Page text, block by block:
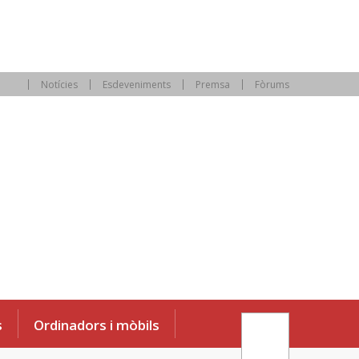
Notícies Esdeveniments Premsa Fòrums
Ordinadors i mòbils